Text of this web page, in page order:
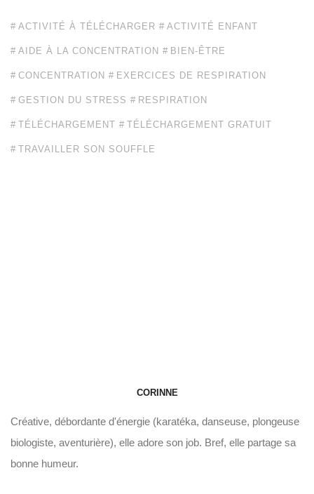
ACTIVITÉ À TÉLÉCHARGER ACTIVITÉ ENFANT
AIDE À LA CONCENTRATION BIEN-ÊTRE
CONCENTRATION EXERCICES DE RESPIRATION
GESTION DU STRESS RESPIRATION
TÉLÉCHARGEMENT TÉLÉCHARGEMENT GRATUIT
TRAVAILLER SON SOUFFLE
CORINNE
Créative, débordante d'énergie (karatéka, danseuse, plongeuse
biologiste, aventurière), elle adore son job. Bref, elle partage sa
bonne humeur.